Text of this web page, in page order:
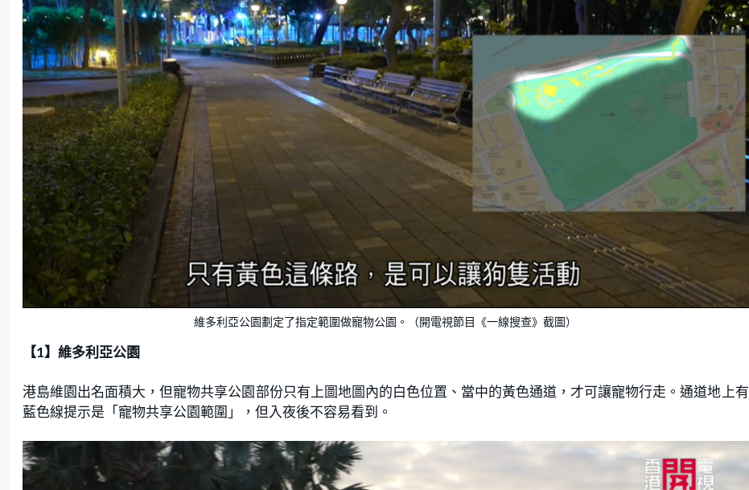
維多利亞公園劃定了指定範圍做寵物公園。（開電視節目《一線搜查》截圖）
【1】維多利亞公園
港島維園出名面積大，但寵物共享公園部份只有上圖地圖內的白色位置、當中的黃色通道，才可讓寵物行走。通道地上有
藍色線提示是「寵物共享公園範圍」，但入夜後不容易看到。